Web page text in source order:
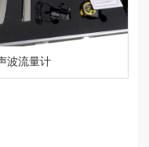
波流量计